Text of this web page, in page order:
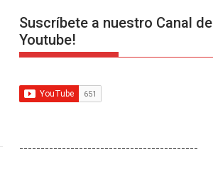
Suscríbete a nuestro Canal de
Youtube!
------------------------------------------